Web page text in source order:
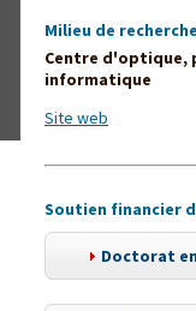
Milieu de recherche
Centre d'optique,
informatique
Site web
Soutien financier
Doctorat